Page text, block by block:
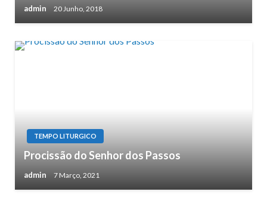
admin 20 Junho, 2018
TEMPO LITURGICO
Procissão do Senhor dos Passos
admin 7 Março, 2021